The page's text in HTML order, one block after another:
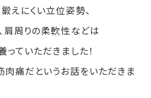
えにくい立位姿勢、
肩周りの柔軟性などは
っていただきました！
肉痛だというお話をいただきま